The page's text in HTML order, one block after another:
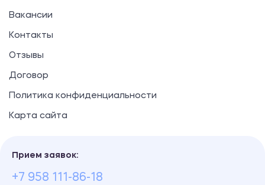
Вакансии
Контакты
Отзывы
Договор
Политика конфиденциальности
Карта сайта
Прием заявок:
+7 958 111-86-18